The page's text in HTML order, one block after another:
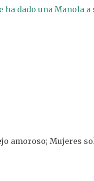
ha dado una Manola a
amoroso; Mujeres